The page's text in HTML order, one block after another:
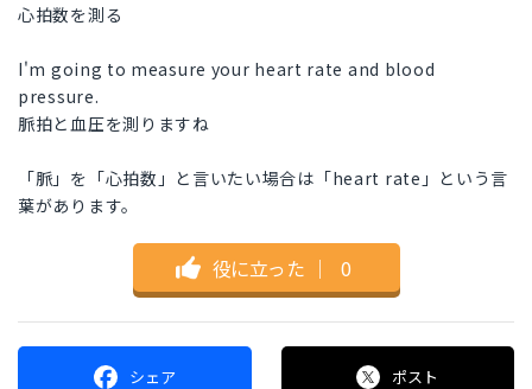
心拍数を測る
I'm going to measure your heart rate and blood
pressure.
脈拍と血圧を測りますね
「脈」を「心拍数」と言いたい場合は「heart rate」という言
葉があります。
役に立った ｜ 0
シェア ポスト